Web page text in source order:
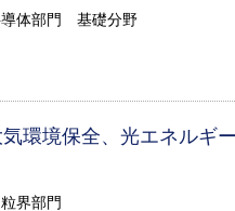
導体部門 基礎分野
環境保全、光エネルギ
界部門